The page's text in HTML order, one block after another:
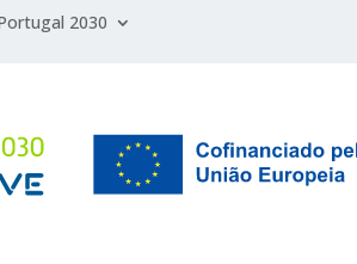
2030